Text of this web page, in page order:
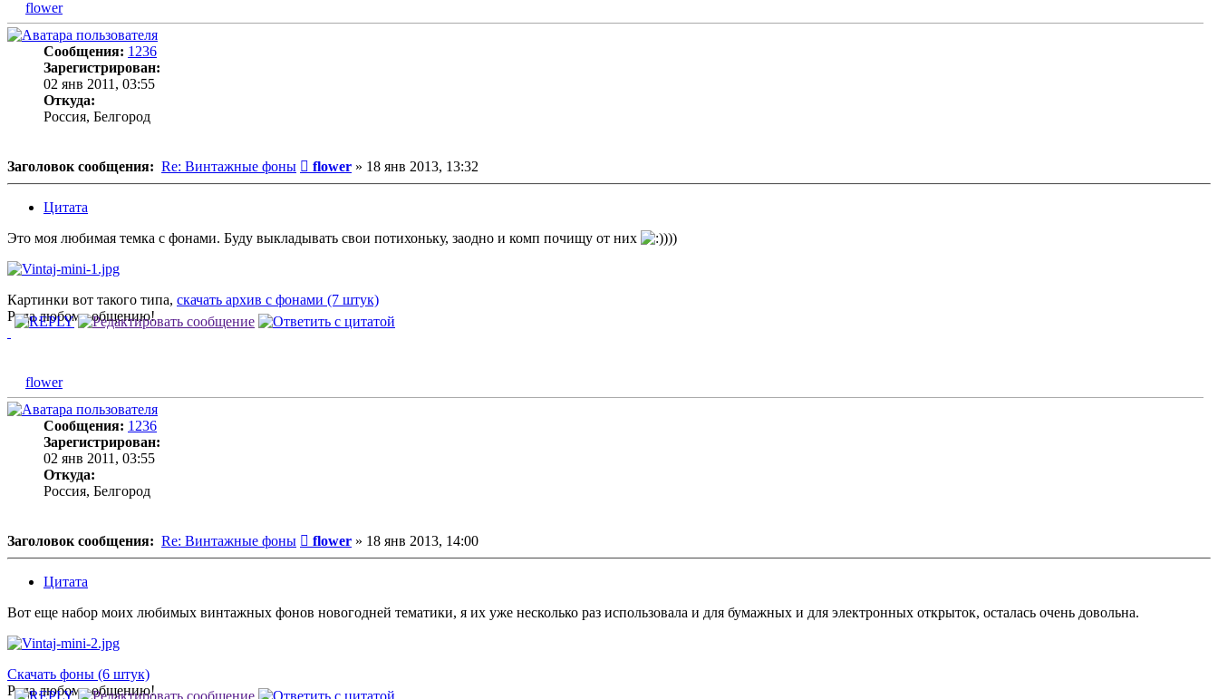
flower
Сообщения: 1236
Зарегистрирован:
02 янв 2011, 03:55
Откуда:
Россия, Белгород
Заголовок сообщения: Re: Винтажные фоны Сообщение
flower » 18 янв 2013, 13:32
Цитата
Это моя любимая темка с фонами. Буду выкладывать свои потихоньку, заодно и комп почищу от них
)))
Картинки вот такого типа, скачать архив с фонами (7 штук)
Рада любому общению!
flower
Сообщения: 1236
Зарегистрирован:
02 янв 2011, 03:55
Откуда:
Россия, Белгород
Заголовок сообщения: Re: Винтажные фоны Сообщение
flower » 18 янв 2013, 14:00
Цитата
Вот еще набор моих любимых винтажных фонов новогодней тематики, я их уже несколько раз использовала и для бумажных и для электронных открыток, осталась очень довольна.
Скачать фоны (6 штук)
Рада любому общению!